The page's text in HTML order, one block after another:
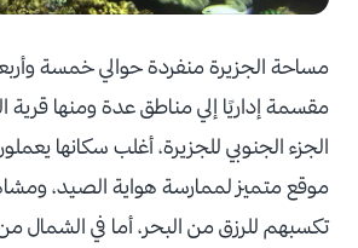
مساحة الجزيرة منفردة حوالي خمسة
مقسمة إداريًا إلي مناطق عدة ومنها قرية
الجزء الجنوبي للجزيرة، أغلب سكانها
موقع متميز لممارسة هواية الصيد،
تكسبهم للرزق من البحر، أما في الشمال